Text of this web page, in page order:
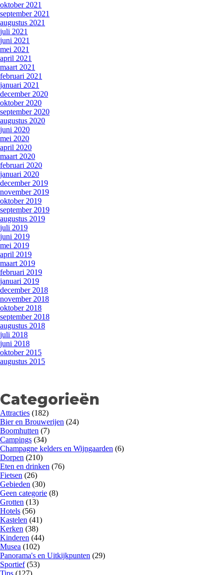
oktober 2021
september 2021
augustus 2021
juli 2021
juni 2021
mei 2021
april 2021
maart 2021
februari 2021
januari 2021
december 2020
oktober 2020
september 2020
augustus 2020
juni 2020
mei 2020
april 2020
maart 2020
februari 2020
januari 2020
december 2019
november 2019
oktober 2019
september 2019
augustus 2019
juli 2019
juni 2019
mei 2019
april 2019
maart 2019
februari 2019
januari 2019
december 2018
november 2018
oktober 2018
september 2018
augustus 2018
juli 2018
juni 2018
oktober 2015
augustus 2015
Categorieën
Attracties (182)
Bier en Brouwerijen (24)
Boomhutten (7)
Campings (34)
Champagne kelders en Wijngaarden (6)
Dorpen (210)
Eten en drinken (76)
Fietsen (26)
Gebieden (30)
Geen categorie (8)
Grotten (13)
Hotels (56)
Kastelen (41)
Kerken (38)
Kinderen (44)
Musea (102)
Panorama's en Uitkijkpunten (29)
Sportief(53)
Tips (127)